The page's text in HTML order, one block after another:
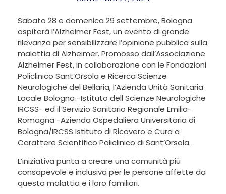
Sabato 28 e domenica 29 settembre, Bologna
ospiterà l’Alzheimer Fest, un evento di grande
rilevanza per sensibilizzare l’opinione pubblica sulla
malattia di Alzheimer. Promosso dall’Associazione
Alzheimer Fest, in collaborazione con le Fondazioni
Policlinico Sant’Orsola e Ricerca Scienze
Neurologiche del Bellaria, l’Azienda Unità Sanitaria
Locale Bologna -Istituto dell Scienze Neurologiche
IRCSS- ed il Servizio Sanitario Regionale Emilia-
Romagna -Azienda Ospedaliera Universitaria di
Bologna/IRCSS Istituto di Ricovero e Cura a
Carattere Scientifico Policlinico di Sant’Orsola.
L’iniziativa punta a creare una comunità più
consapevole e inclusiva per le persone affette da
questa malattia e i loro familiari.